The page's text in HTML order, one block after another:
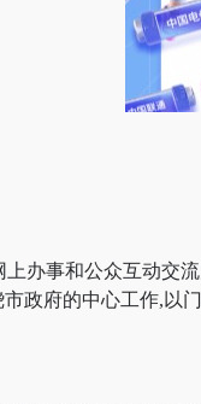
办事和公众互动交
政府的中心工作,以